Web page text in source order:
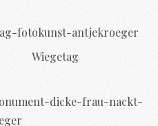
Wiegetag